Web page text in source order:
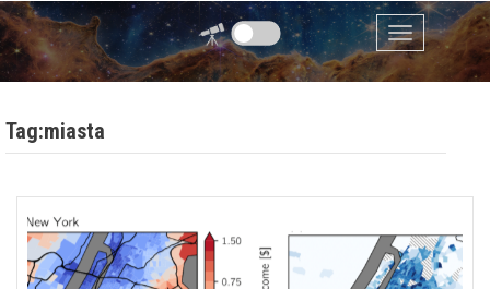
Przejdź do zawartości
Menu
Tag:miasta